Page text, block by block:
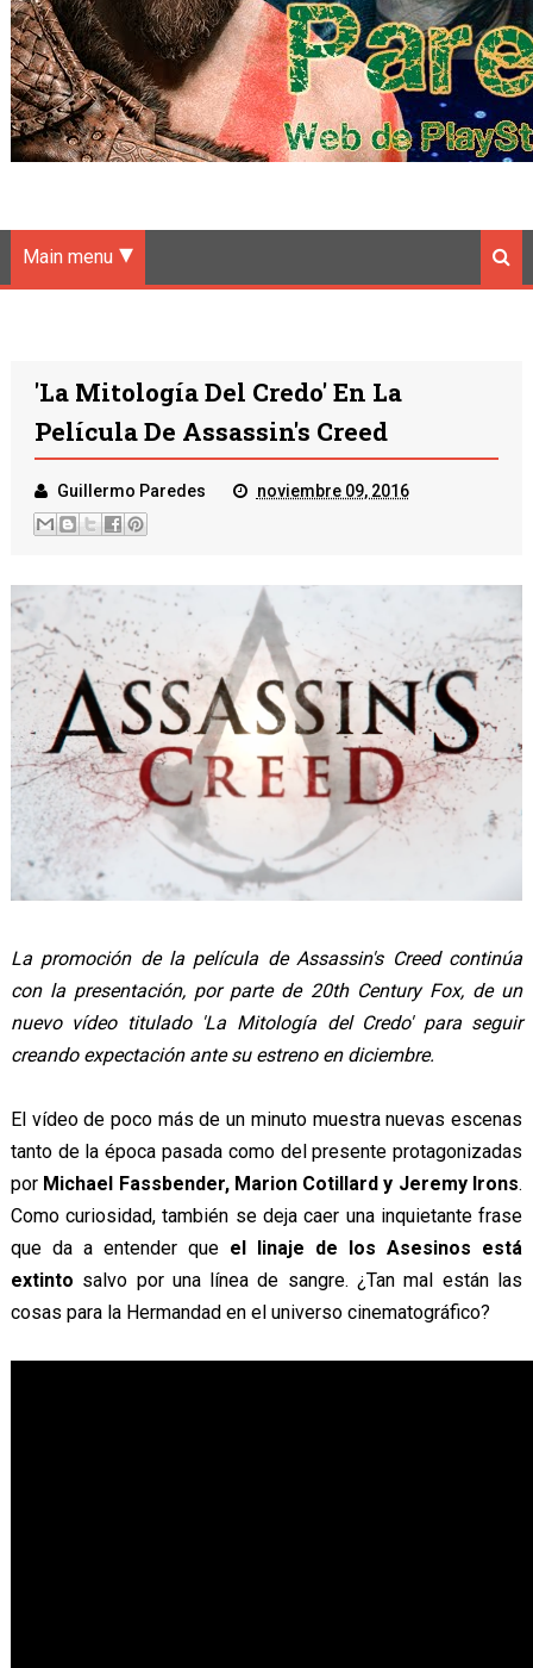
Main menu
'La Mitología Del Credo' En La
Película De Assassin's Creed
Guillermo Paredes noviembre 09, 2016
La promoción de la película de Assassin's Creed continúa
con la presentación, por parte de 20th Century Fox, de un
nuevo vídeo titulado 'La Mitología del Credo' para seguir
creando expectación ante su estreno en diciembre.
El vídeo de poco más de un minuto muestra nuevas escenas
tanto de la época pasada como del presente protagonizadas
por Michael Fassbender, Marion Cotillard y Jeremy Irons.
Como curiosidad, también se deja caer una inquietante frase
que da a entender que el linaje de los Asesinos está
extinto salvo por una línea de sangre. ¿Tan mal están las
cosas para la Hermandad en el universo cinematográfico?